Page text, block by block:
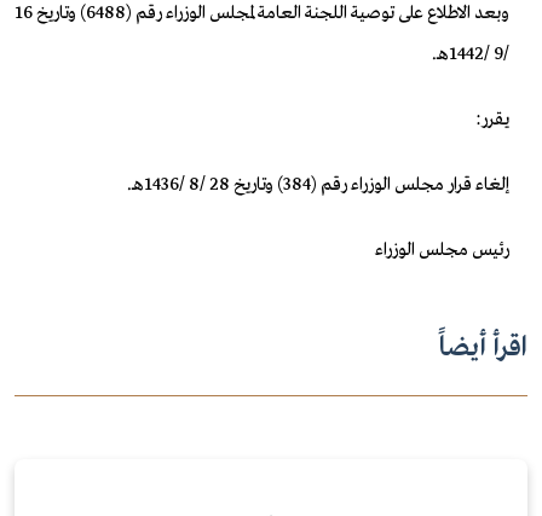
وبعد الاطلاع على توصية اللجنة العامة لمجلس الوزراء رقم (6488) وتاريخ 16
/9 /1442هـ.
يقرر:
إلغاء قرار مجلس الوزراء رقم (384) وتاريخ 28 /8 /1436هـ.
رئيس مجلس الوزراء
اقرأ أيضاً